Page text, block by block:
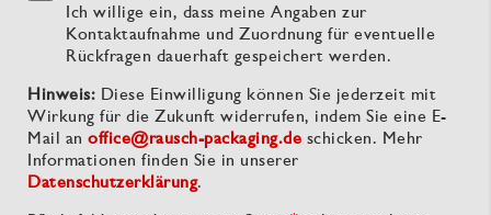
Ich willige ein, dass meine Angaben zur
Kontaktaufnahme und Zuordnung für eventuelle
Rückfragen dauerhaft gespeichert werden.
Hinweis: Diese Einwilligung können Sie jederzeit mit
Wirkung für die Zukunft widerrufen, indem Sie eine E-
Mail an office@rausch-packaging.de schicken. Mehr
Informationen finden Sie in unserer
Datenschutzerklärung.